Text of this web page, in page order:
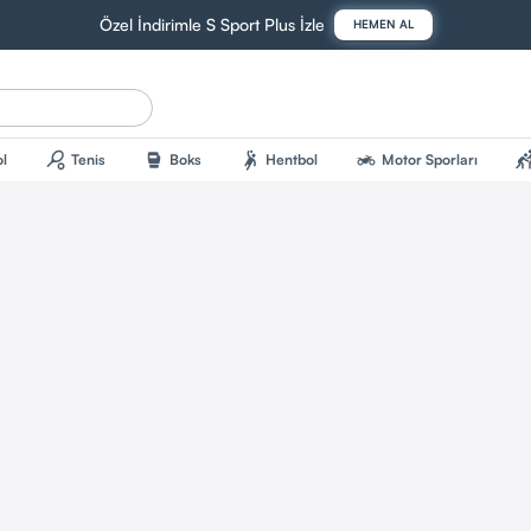
Özel İndirimle S Sport Plus İzle HEMEN AL
sports_tennis Tenis sports_mma Boks sports_handball Hentbol two_wheeler Motor Sporları